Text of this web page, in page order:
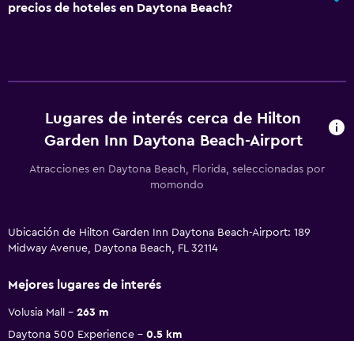
precios de hoteles en Daytona Beach?
Lugares de interés cerca de Hilton
Garden Inn Daytona Beach-Airport
Atracciones en Daytona Beach, Florida, seleccionadas por
momondo
Ubicación de Hilton Garden Inn Daytona Beach-Airport: 189
Midway Avenue, Daytona Beach, FL 32114
Mejores lugares de interés
Volusia Mall
263 m
Daytona 500 Experience
0.5 km